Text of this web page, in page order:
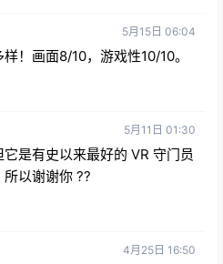
5月15日 06:04
！画面8/10，游戏性10/10。
5月11日 01:30
是有史以来最好的 VR 守门员
以谢谢你 ??
4月25日 16:50